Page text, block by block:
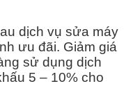
dịch vụ sửa máy
ưu đãi. Giảm giá
sử dụng dịch
5 – 10% cho